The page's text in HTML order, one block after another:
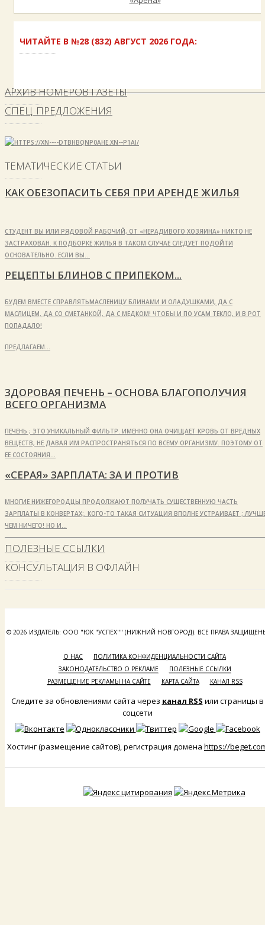
ЧИТАЙТЕ В №28 (832) АВГУСТ 2026 ГОДА:
АРХИВ НОМЕРОВ ГАЗЕТЫ
СПЕЦ. ПРЕДЛОЖЕНИЯ
ТЕМАТИЧЕСКИЕ СТАТЬИ
КАК ОБЕЗОПАСИТЬ СЕБЯ ПРИ АРЕНДЕ ЖИЛЬЯ
СТУДЕНТ ВЫ ИЛИ РЯДОВОЙ РАБОЧИЙ, ОТ «НЕРАДИВОГО ХОЗЯИНА» НИКТО НЕ
ЗАСТРАХОВАН. К ПОДБОРКЕ ЖИЛЬЯ В ТАКОМ СЛУЧАЕ СЛЕДУЕТ ПОДОЙТИ
ОСНОВАТЕЛЬНО. ЕСЛИ ВЫ…
РЕЦЕПТЫ БЛИНОВ С ПРИПЕКОМ...
БУДЕМ ВМЕСТЕ СПРАВЛЯТЬМАСЛЕНИЦУ БЛИНАМИ И ОЛАДУШКАМИ, ДА С
МАСЛИЦЕМ, ДА СО СМЕТАНКОЙ, ДА С МЕДКОМ! ЧТОБЫ И ПО УСАМ ТЕКЛО, И В РОТ
ПОПАДАЛО!
ПРЕДЛАГАЕМ…
ЗДОРОВАЯ ПЕЧЕНЬ – ОСНОВА БЛАГОПОЛУЧИЯ
ВСЕГО ОРГАНИЗМА
ПЕЧЕНЬ ; ЭТО УНИКАЛЬНЫЙ ФИЛЬТР. ИМЕННО ОНА ОЧИЩАЕТ КРОВЬ ОТ ВРЕДНЫХ
ВЕЩЕСТВ, НЕ ДАВАЯ ИМ РАСПРОСТРАНЯТЬСЯ ПО ВСЕМУ ОРГАНИЗМУ. ПОЭТОМУ ОТ
ЕЕ СОСТОЯНИЯ…
«СЕРАЯ» ЗАРПЛАТА: ЗА И ПРОТИВ
МНОГИЕ НИЖЕГОРОДЦЫ ПРОДОЛЖАЮТ ПОЛУЧАТЬ СУЩЕСТВЕННУЮ ЧАСТЬ
ЗАРПЛАТЫ В КОНВЕРТАХ;. КОГО-ТО ТАКАЯ СИТУАЦИЯ ВПОЛНЕ УСТРАИВАЕТ ;
ЧЕМ НИЧЕГО! НО И…
ПОЛЕЗНЫЕ ССЫЛКИ
КОНСУЛЬТАЦИЯ В ОФЛАЙН
© 2026 ИЗДАТЕЛЬ: ООО "ЮК "УСПЕХ"" (НИЖНИЙ НОВГОРОД). ВСЕ ПРАВА
О НАС
ПОЛИТИКА КОНФИДЕНЦИАЛЬНОСТИ САЙТА
ЗАКОНОДАТЕЛЬСТВО О РЕКЛАМЕ
ПОЛЕЗНЫЕ ССЫЛКИ
РАЗМЕЩЕНИЕ РЕКЛАМЫ НА САЙТЕ
КАРТА САЙТА КАНАЛ RSS
Следите за обновлениями сайта через канал RSS или страницы в
соцсети
Хостинг (размещение сайтов), регистрация домена https://